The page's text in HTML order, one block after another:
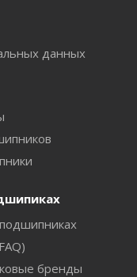
данных
бренды